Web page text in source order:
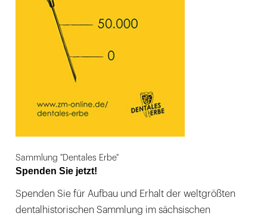
Sammlung "Dentales Erbe"
Spenden Sie jetzt!
Spenden Sie für Aufbau und Erhalt der weltgrößten
dentalhistorischen Sammlung im sächsischen